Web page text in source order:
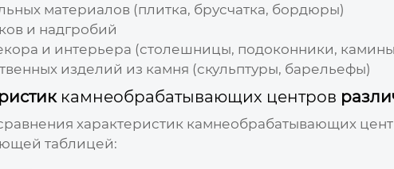
материалов (плитка, брусчатка, бордюры)
и надгробий
и интерьера (столешницы, подоконники,
изделий из камня (скульптуры, барельефы)
камнеобрабатывающих центров
характеристик камнеобрабатывающих
таблицей: